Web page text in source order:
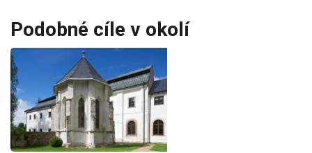
Podobné cíle v okolí